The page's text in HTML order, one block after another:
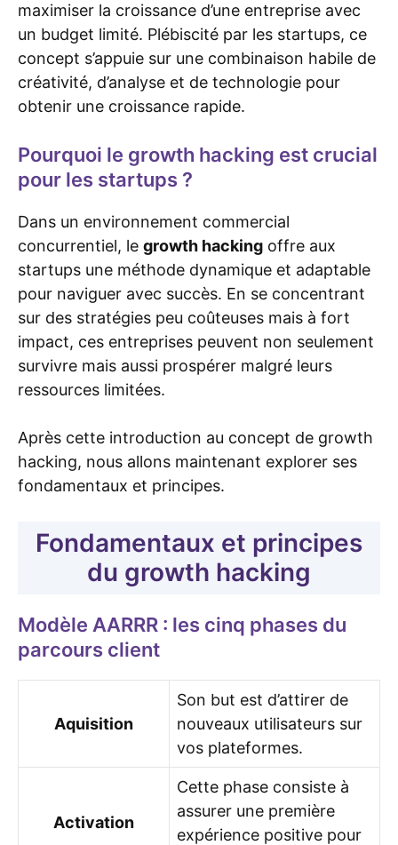
maximiser la croissance d’une entreprise avec
un budget limité. Plébiscité par les startups, ce
concept s’appuie sur une combinaison habile de
créativité, d’analyse et de technologie pour
obtenir une croissance rapide.
Pourquoi le growth hacking est crucial
pour les startups ?
Dans un environnement commercial
concurrentiel, le growth hacking offre aux
startups une méthode dynamique et adaptable
pour naviguer avec succès. En se concentrant
sur des stratégies peu coûteuses mais à fort
impact, ces entreprises peuvent non seulement
survivre mais aussi prospérer malgré leurs
ressources limitées.
Après cette introduction au concept de growth
hacking, nous allons maintenant explorer ses
fondamentaux et principes.
Fondamentaux et principes
du growth hacking
Modèle AARRR : les cinq phases du
parcours client
Aquisition
Son but est d’attirer de
nouveaux utilisateurs sur
vos plateformes.
Activation
Cette phase consiste à
assurer une première
expérience positive pour